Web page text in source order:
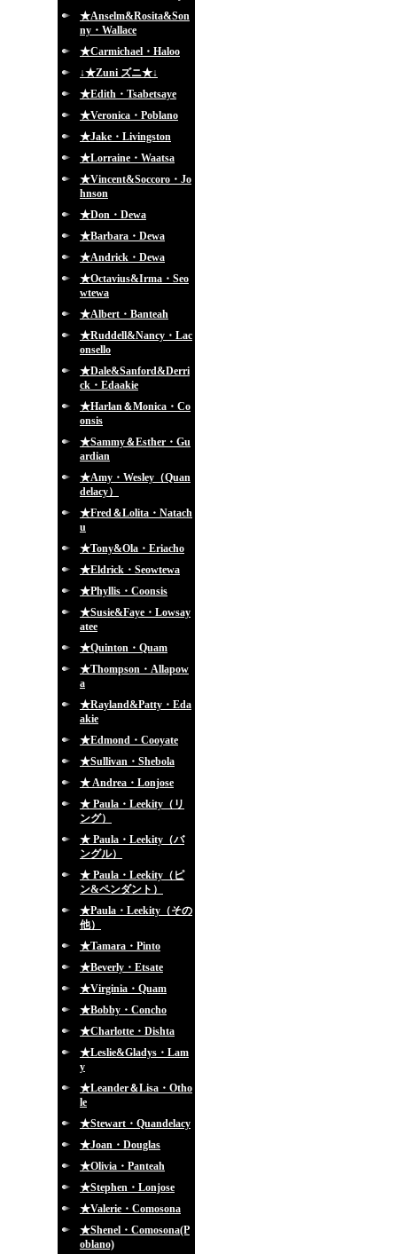
★Anselm&Rosita&Son
ny・Wallace
★Carmichael・Haloo
↓★Zuni ズニ★↓
★Edith・Tsabetsaye
★Veronica・Poblano
★Jake・Livingston
★Lorraine・Waatsa
★Vincent&Soccoro・Jo
hnson
★Don・Dewa
★Barbara・Dewa
★Andrick・Dewa
★Octavius&Irma・Seo
wtewa
★Albert・Banteah
★Ruddell&Nancy・Lac
onsello
★Dale&Sanford&Derri
ck・Edaakie
★Harlan＆Monica・Co
onsis
★Sammy＆Esther・Gu
ardian
★Amy・Wesley（Quan
delacy）
★Fred＆Lolita・Natach
u
★Tony&Ola・Eriacho
★Eldrick・Seowtewa
★Phyllis・Coonsis
★Susie&Faye・Lowsay
atee
★Quinton・Quam
★Thompson・Allapow
a
★Rayland&Patty・Eda
akie
★Edmond・Cooyate
★Sullivan・Shebola
★ Andrea・Lonjose
★ Paula・Leekity（リ
ング）
★ Paula・Leekity（バ
ングル）
★ Paula・Leekity（ピ
ン&ペンダント）
★Paula・Leekity（その
他）
★Tamara・Pinto
★Beverly・Etsate
★Virginia・Quam
★Bobby・Concho
★Charlotte・Dishta
★Leslie&Gladys・Lam
y
★Leander＆Lisa・Otho
le
★Stewart・Quandelacy
★Joan・Douglas
★Olivia・Panteah
★Stephen・Lonjose
★Valerie・Comosona
★Shenel・Comosona(P
oblano)